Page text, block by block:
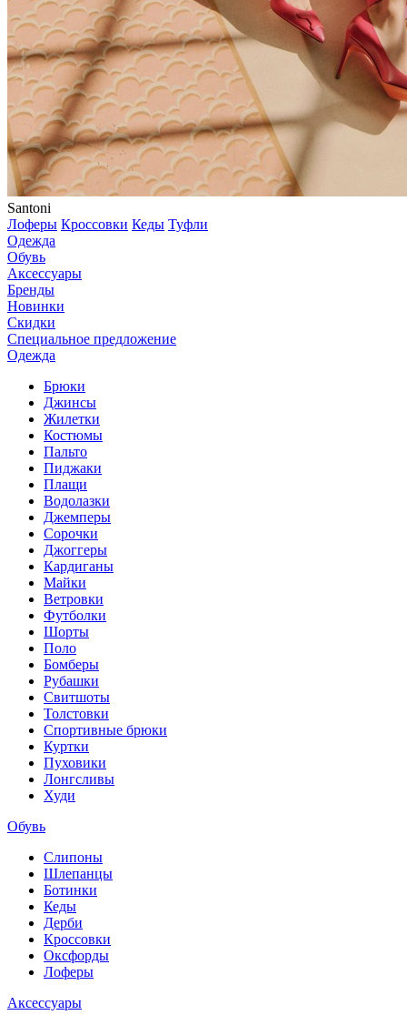
Santoni
Лоферы Кроссовки Кеды Туфли
Одежда
Обувь
Аксессуары
Бренды
Новинки
Скидки
Специальное предложение
Одежда
Брюки
Джинсы
Жилетки
Костюмы
Пальто
Пиджаки
Плащи
Водолазки
Джемперы
Сорочки
Джоггеры
Кардиганы
Майки
Ветровки
Футболки
Шорты
Поло
Бомберы
Рубашки
Свитшоты
Толстовки
Спортивные брюки
Куртки
Пуховики
Лонгсливы
Худи
Обувь
Слипоны
Шлепанцы
Ботинки
Кеды
Дерби
Кроссовки
Оксфорды
Лоферы
Аксессуары